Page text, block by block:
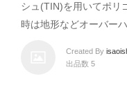
シュ(TIN)を用いてポリ
時は地形などオーバー
Created By
出品数 5